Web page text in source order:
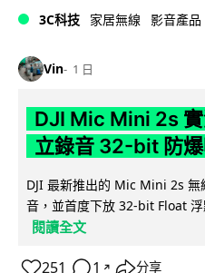
3C科技 家居無線 影音產品
Vin 1 日
DJI Mic Mini 2s
立錄音 32-bit 防
DJI 最新推出的 Mic Mini 2s
音，並首度下放 32-bit Float
閱讀全文
251 1 ↗ 分享